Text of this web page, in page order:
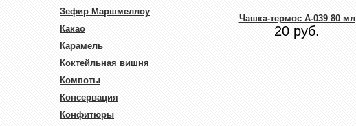
Зефир Маршмеллоу
Какао
Карамель
Коктейльная вишня
Компоты
Консервация
Конфитюры
Чашка-термос A-039 80 мл
20 руб.